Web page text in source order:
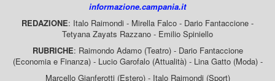
informazione.campania.it
REDAZIONE: Italo Raimondi - Mirella Falco - Dario Fantaccione -
Tetyana Zayats Razzano - Emilio Spiniello
RUBRICHE: Raimondo Adamo (Teatro) - Dario Fantaccione
(Economia e Finanza) - Lucio Garofalo (Attualità) - Lina Gatto (Moda) -
Marcello Gianferotti (Estero) - Italo Raimondi (Sport)